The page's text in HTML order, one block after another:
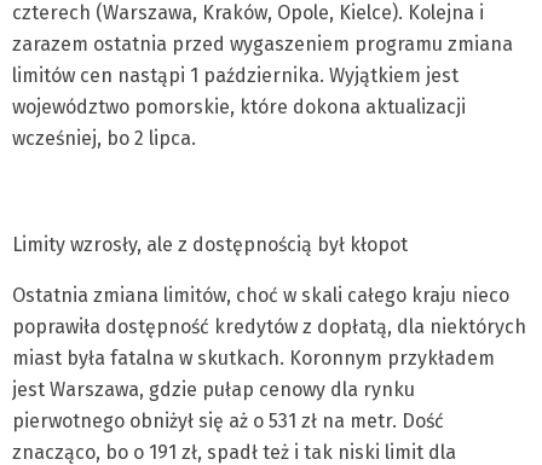
czterech (Warszawa, Kraków, Opole, Kielce). Kolejna i
zarazem ostatnia przed wygaszeniem programu zmiana
limitów cen nastąpi 1 października. Wyjątkiem jest
województwo pomorskie, które dokona aktualizacji
wcześniej, bo 2 lipca.
Limity wzrosły, ale z dostępnością był kłopot
Ostatnia zmiana limitów, choć w skali całego kraju nieco
poprawiła dostępność kredytów z dopłatą, dla niektórych
miast była fatalna w skutkach. Koronnym przykładem
jest Warszawa, gdzie pułap cenowy dla rynku
pierwotnego obniżył się aż o 531 zł na metr. Dość
znacząco, bo o 191 zł, spadł też i tak niski limit dla